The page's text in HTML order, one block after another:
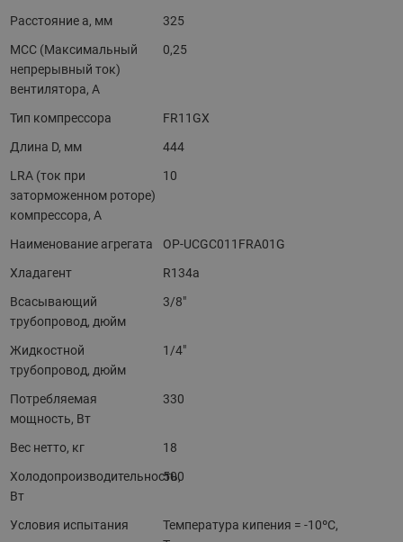
Расстояние a, мм
325
MCC (Максимальный
непрерывный ток)
вентилятора, A
0,25
Тип компрессора
FR11GX
Длина D, мм
444
LRA (ток при
заторможенном роторе)
компрессора, A
10
Наименование агрегата
OP-UCGC011FRA01G
Хладагент
R134a
Всасывающий
трубопровод, дюйм
3/8"
Жидкостной
трубопровод, дюйм
1/4"
Потребляемая
мощность, Вт
330
Вес нетто, кг
18
Холодопроизводительность,
Вт
500
Условия испытания
Температура кипения = -10ºC,